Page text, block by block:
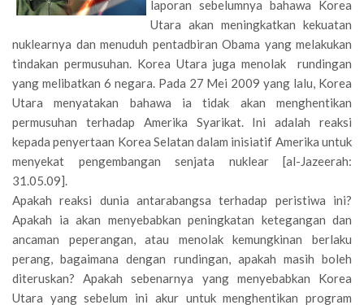
laporan sebelumnya bahawa Korea
Utara akan meningkatkan kekuatan
nuklearnya dan menuduh pentadbiran Obama yang melakukan
tindakan permusuhan. Korea Utara juga menolak rundingan
yang melibatkan 6 negara. Pada 27 Mei 2009 yang lalu, Korea
Utara menyatakan bahawa ia tidak akan menghentikan
permusuhan terhadap Amerika Syarikat. Ini adalah reaksi
kepada penyertaan Korea Selatan dalam inisiatif Amerika untuk
menyekat pengembangan senjata nuklear [al-Jazeerah:
31.05.09].
Apakah reaksi dunia antarabangsa terhadap peristiwa ini?
Apakah ia akan menyebabkan peningkatan ketegangan dan
ancaman peperangan, atau menolak kemungkinan berlaku
perang, bagaimana dengan rundingan, apakah masih boleh
diteruskan? Apakah sebenarnya yang menyebabkan Korea
Utara yang sebelum ini akur untuk menghentikan program